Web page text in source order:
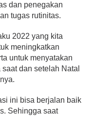
dan penegakan
tugas rutinitas.
2022 yang kita
meningkatkan
untuk menyatakan
dan setelah Natal
ini bisa berjalan baik
Sehingga saat